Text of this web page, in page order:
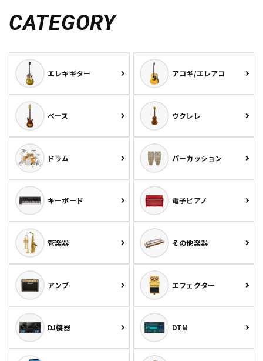
CATEGORY
エレキギター アコギ/エレアコ
ベース ウクレレ
ドラム パーカッション
キーボード 電子ピアノ
管楽器 その他楽器
アンプ エフェクター
DJ機器 DTM